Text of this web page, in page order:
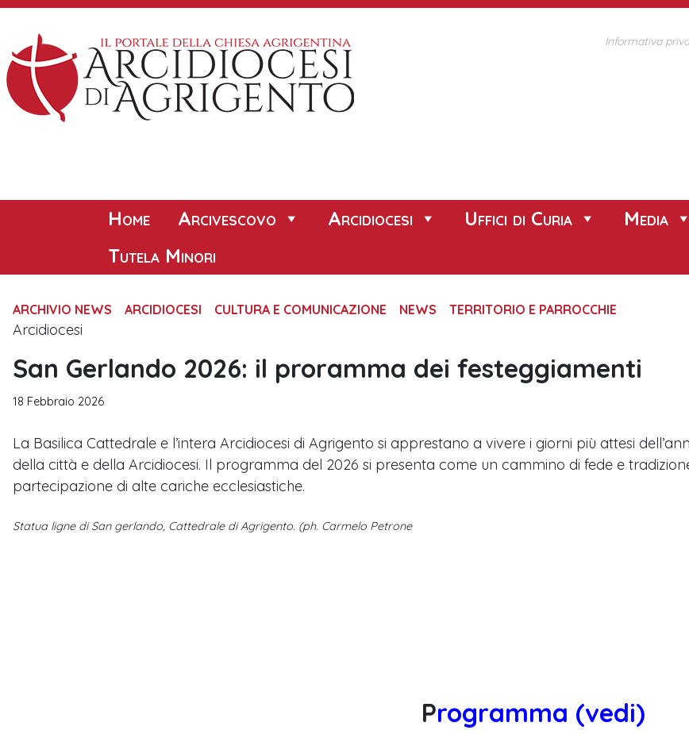
Skip
content
Informativa
Home Arcivescovo Arcidiocesi Uffici di Curia Media
Tutela Minori
ARCHIVIO NEWS ARCIDIOCESI CULTURA E COMUNICAZIONE NEWS TERRITORIO E PARROCCHIE
Arcidiocesi
San Gerlando 2026: il proramma dei festeggiamenti
18 Febbraio 2026
La Basilica Cattedrale e l’intera Arcidiocesi di Agrigento si apprestano a vivere i giorni più attesi
della città e della Arcidiocesi. Il programma del 2026 si presenta come un cammino di fede e
partecipazione di alte cariche ecclesiastiche.
Statua ligne di San gerlando, Cattedrale di Agrigento. (ph. Carmelo Petrone
Programma (vedi)